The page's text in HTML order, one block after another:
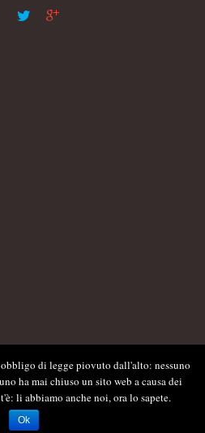
di legge piovuto dall'alto: nessuno
ha mai chiuso un sito web a causa dei
li abbiamo anche noi, ora lo sapete.
Ok